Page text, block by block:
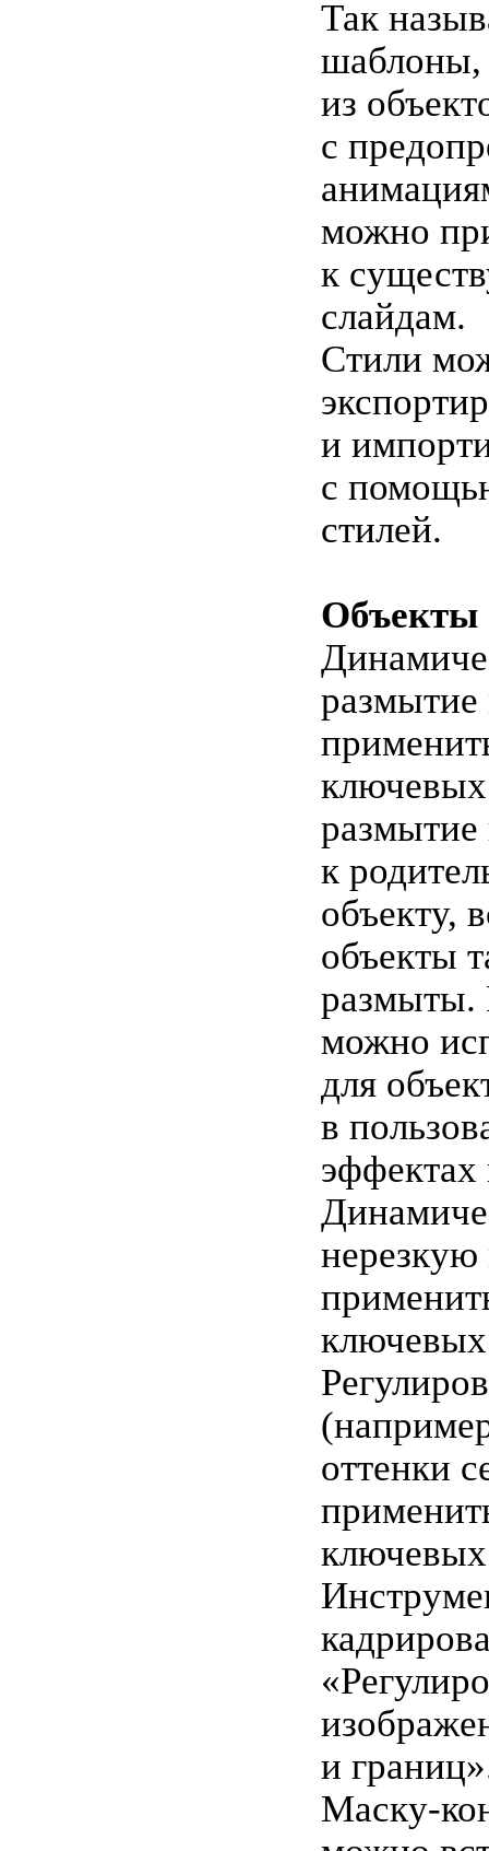
Так
шаблоны,
из
с
можно
к
слайдам.
Стили
и
с
стилей.
Объекты
к
объекту,
объекты
размыты.
можно
для
в
эффектах
оттенки
и
Маску-